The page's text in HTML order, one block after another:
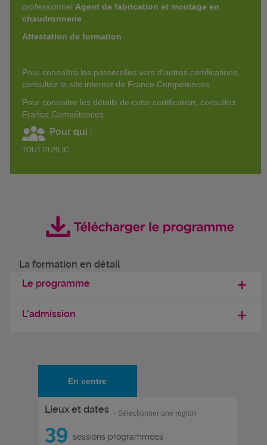
professionnel Agent de fabrication et montage en
chaudronnerie
Attestation de formation
Pour connaître les passerelles vers d'autres certifications,
consultez le site internet de France Compétences.
Pour connaitre les détails de cette certification, consultez
France Compétences
Pour qui :
TOUT PUBLIC
La formation en détail
Le programme
L'admission
En centre
Lieux et dates - Sélectionner une région
39 sessions programmées